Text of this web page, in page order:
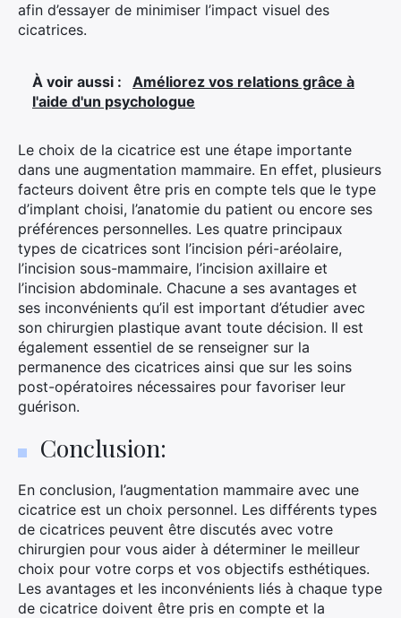
afin d’essayer de minimiser l’impact visuel des
cicatrices.
À voir aussi :
Améliorez vos relations grâce à
l'aide d'un psychologue
Le choix de la cicatrice est une étape importante
dans une augmentation mammaire. En effet, plusieurs
facteurs doivent être pris en compte tels que le type
d’implant choisi, l’anatomie du patient ou encore ses
préférences personnelles. Les quatre principaux
types de cicatrices sont l’incision péri-aréolaire,
l’incision sous-mammaire, l’incision axillaire et
l’incision abdominale. Chacune a ses avantages et
ses inconvénients qu’il est important d’étudier avec
son chirurgien plastique avant toute décision. Il est
également essentiel de se renseigner sur la
permanence des cicatrices ainsi que sur les soins
post-opératoires nécessaires pour favoriser leur
guérison.
Conclusion:
En conclusion, l’augmentation mammaire avec une
cicatrice est un choix personnel. Les différents types
de cicatrices peuvent être discutés avec votre
chirurgien pour vous aider à déterminer le meilleur
choix pour votre corps et vos objectifs esthétiques.
Les avantages et les inconvénients liés à chaque type
de cicatrice doivent être pris en compte et la